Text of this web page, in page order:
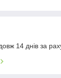
14 днів за